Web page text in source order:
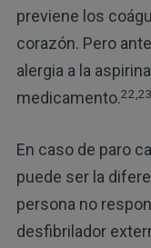
previene los
corazón. Pero
alergia a la
medicamento.22,23
En caso de paro
puede ser la
persona no
desfibrilador